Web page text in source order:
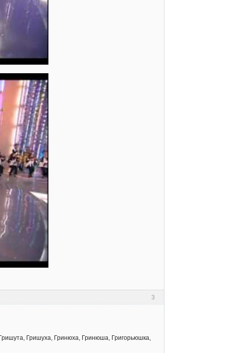
3
Гришуха, Гринюха, Гринюша, Григорьюшка,